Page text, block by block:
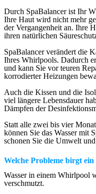
Durch SpaBalancer ist Ihr
Ihre Haut wird nicht mehr
der Vergangenheit an. Ihre
ihren natürlichen
SpaBalancer verändert die
Ihres Whirlpools. Dadurch
und kann Sie vor teuren
korrodierter Heizungen
Auch die Kissen und die
viel längere Lebensdauer
Dämpfen der
Statt alle zwei bis vier
können Sie das Wasser mit
schonen Sie die Umwelt
Welche Probleme birgt
Wasser in einem Whirlpool
verschmutzt.